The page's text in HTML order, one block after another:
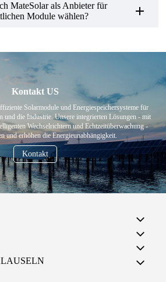
MateSolar als Anbieter für
Module wählen?
Kontakt US
Solarmodule und Energiespeichersysteme für
und die Industrie. Unsere integrierten Lösungen - mit
Wechselrichtern und Echtzeitüberwachung -
und erhöhen die Energieunabhängigkeit.
Kontakt